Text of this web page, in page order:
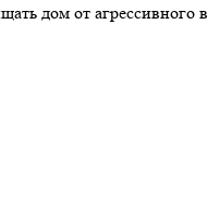
дом от